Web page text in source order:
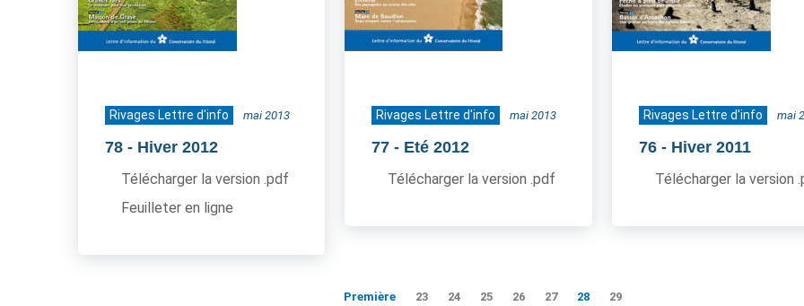
Rivages Lettre d'info mai 2013
78 - Hiver 2012
Télécharger la version .pdf
Feuilleter en ligne
Rivages Lettre d'info mai 2013
77 - Eté 2012
Télécharger la version .pdf
Rivages Lettre d'info mai
76 - Hiver 2011
Télécharger la version
Première 23 24 25 26 27 28 29